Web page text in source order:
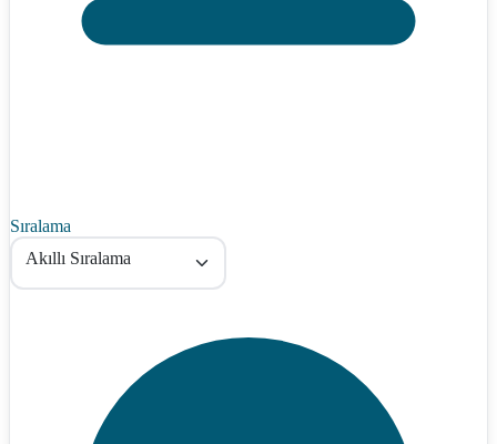
Sıralama
Akıllı Sıralama